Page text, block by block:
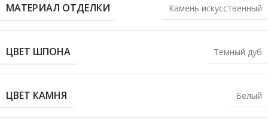
МАТЕРИАЛ ОТДЕЛКИ Камень искусственный
ЦВЕТ ШПОНА Темный дуб
ЦВЕТ КАМНЯ Белый